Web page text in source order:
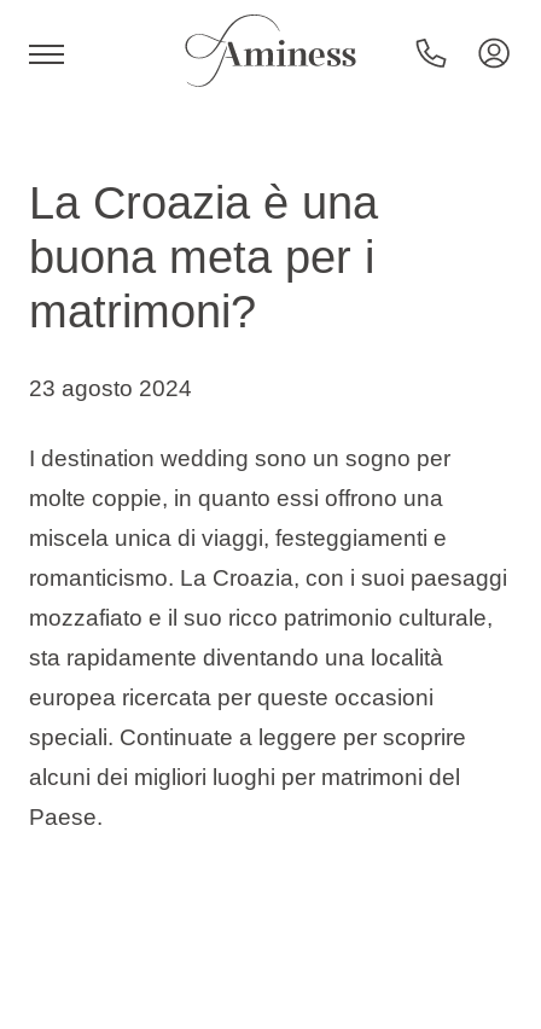
Hotel e resort
Destinazioni
Tipi di vacanza
Marchi
Programma Ami Loyalty
Blog
La Croazia è una
buona meta per i
matrimoni?
23 agosto 2024
I destination wedding sono un sogno per
molte coppie, in quanto essi offrono una
miscela unica di viaggi, festeggiamenti e
romanticismo. La Croazia, con i suoi paesaggi
mozzafiato e il suo ricco patrimonio culturale,
sta rapidamente diventando una località
europea ricercata per queste occasioni
speciali. Continuate a leggere per scoprire
alcuni dei migliori luoghi per matrimoni del
Paese.